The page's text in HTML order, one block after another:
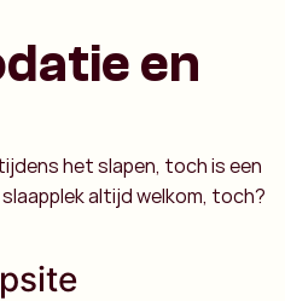
en
het slapen, toch is een
altijd welkom, toch?